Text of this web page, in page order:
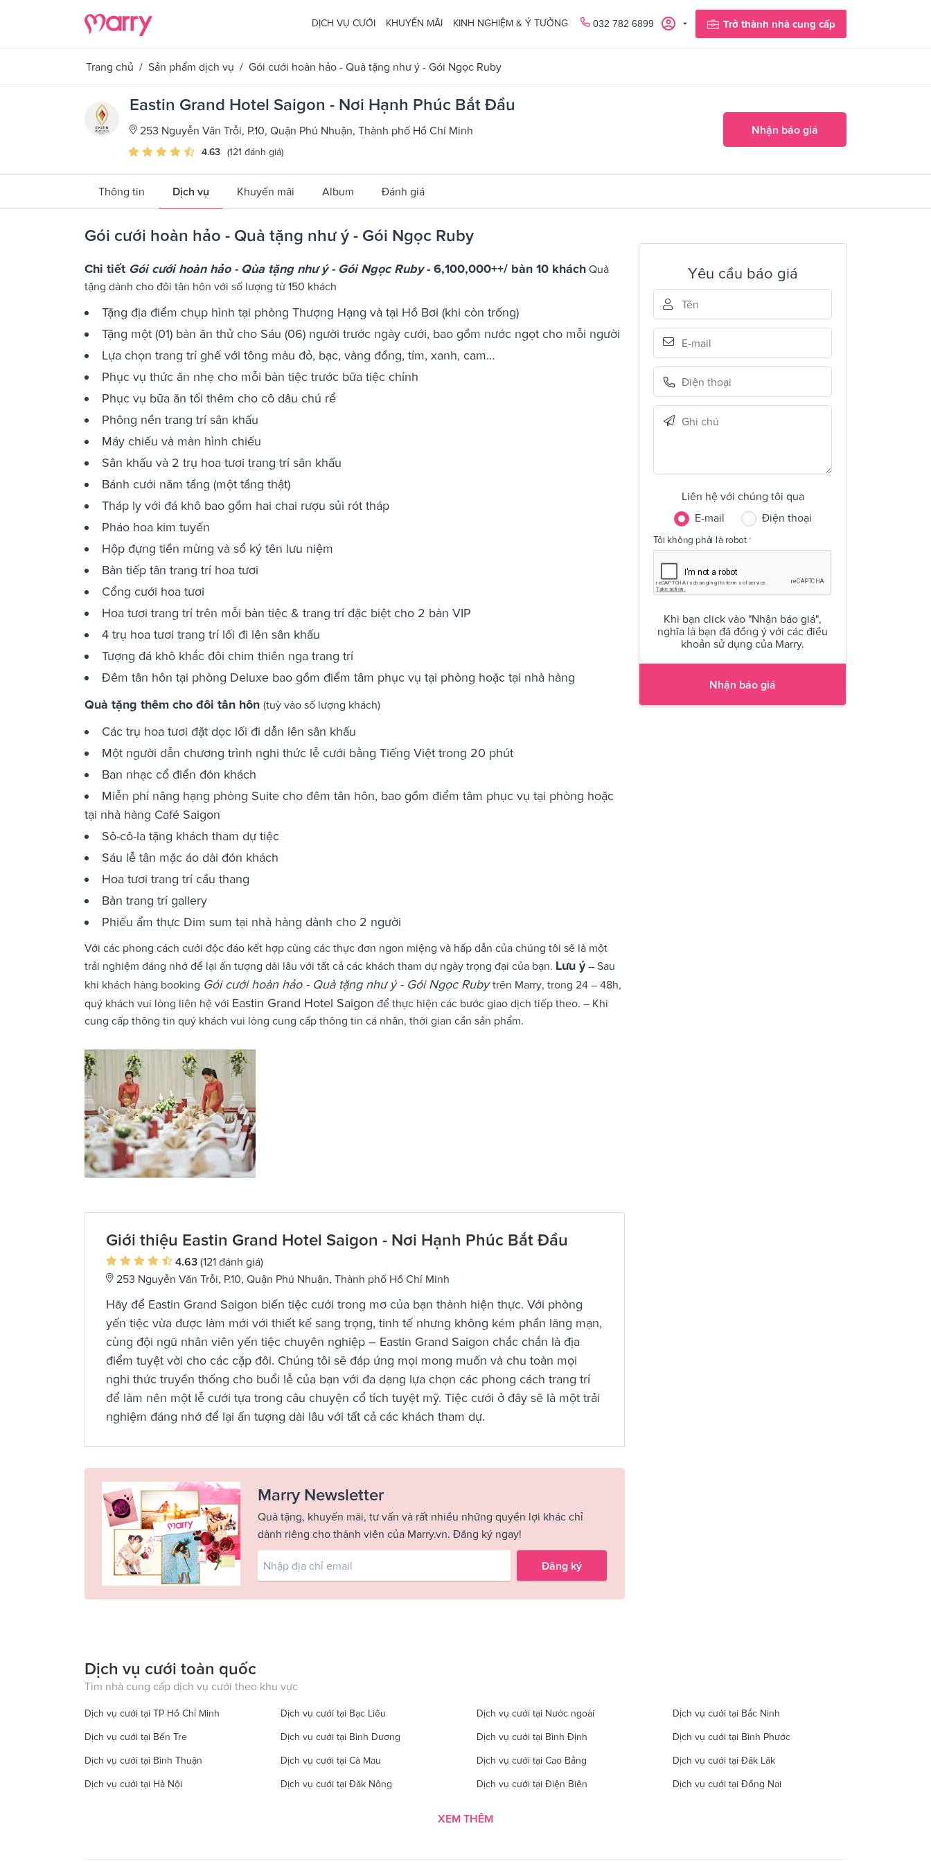
Trở thành nhà cung cấp
032 782 6899
DỊCH VỤ CƯỚI KHUYẾN MÃI KINH NGHIỆM & Ý TƯỞNG
Trang chủ / Sản phẩm dịch vụ / Gói cưới hoàn hảo - Quà tặng như ý - Gói Ngọc Ruby
Eastin Grand Hotel Saigon - Nơi Hạnh Phúc Bắt Đầu
253 Nguyễn Văn Trỗi, P.10, Quận Phú Nhuận, Thành phố Hồ Chí Minh
4.63 (121 đánh giá)
Nhận báo giá
Thông tin Dịch vụ Khuyến mãi Album Đánh giá
Gói cưới hoàn hảo - Quà tặng như ý - Gói Ngọc Ruby
Chi tiết Gói cưới hoàn hảo - Qùa tặng như ý - Gói Ngọc Ruby- 6,100,000++/ bàn 10 khách Quà
tặng dành cho đôi tân hôn với số lượng từ 150 khách
Tặng địa điểm chụp hình tại phòng Thượng Hạng và tại Hồ Bơi (khi còn trống)
Tặng một (01) bàn ăn thử cho Sáu (06) người trước ngày cưới, bao gồm nước ngọt cho mỗi người
Lựa chọn trang trí ghế với tông màu đỏ, bạc, vàng đồng, tím, xanh, cam…
Phục vụ thức ăn nhẹ cho mỗi bàn tiệc trước bữa tiệc chính
Phục vụ bữa ăn tối thêm cho cô dâu chú rể
Phông nền trang trí sân khấu
Máy chiếu và màn hình chiếu
Sân khấu và 2 trụ hoa tươi trang trí sân khấu
Bánh cưới năm tầng (một tầng thật)
Tháp ly với đá khô bao gồm hai chai rượu sủi rót tháp
Pháo hoa kim tuyến
Hộp đựng tiền mừng và sổ ký tên lưu niệm
Bàn tiếp tân trang trí hoa tươi
Cổng cưới hoa tươi
Hoa tươi trang trí trên mỗi bàn tiệc & trang trí đặc biệt cho 2 bàn VIP
4 trụ hoa tươi trang trí lối đi lên sân khấu
Tượng đá khô khắc đôi chim thiên nga trang trí
Đêm tân hôn tại phòng Deluxe bao gồm điểm tâm phục vụ tại phòng hoặc tại nhà hàng
Quà tặng thêm cho đôi tân hôn (tuỳ vào số lượng khách)
Các trụ hoa tươi đặt dọc lối đi dẫn lên sân khấu
Một người dẫn chương trình nghi thức lễ cưới bằng Tiếng Việt trong 20 phút
Ban nhạc cổ điển đón khách
Miễn phí nâng hạng phòng Suite cho đêm tân hôn, bao gồm điểm tâm phục vụ tại phòng hoặc
tại nhà hàng Café Saigon
Sô-cô-la tặng khách tham dự tiệc
Sáu lễ tân mặc áo dài đón khách
Hoa tươi trang trí cầu thang
Bàn trang trí gallery
Phiếu ẩm thực Dim sum tại nhà hàng dành cho 2 người
Với các phong cách cưới độc đáo kết hợp cùng các thực đơn ngon miệng và hấp dẫn của chúng tôi sẽ là một
trải nghiệm đáng nhớ để lại ấn tượng dài lâu với tất cả các khách tham dự ngày trọng đại của bạn. Lưu ý– Sau
khi khách hàng booking Gói cưới hoàn hảo - Quà tặng như ý - Gói Ngọc Rubytrên Marry, trong 24 – 48h,
quý khách vui lòng liên hệ với Eastin Grand Hotel Saigon để thực hiện các bước giao dịch tiếp theo. – Khi
cung cấp thông tin quý khách vui lòng cung cấp thông tin cá nhân, thời gian cần sản phẩm.
Giới thiệu Eastin Grand Hotel Saigon - Nơi Hạnh Phúc Bắt Đầu
4.63 (121 đánh giá)
253 Nguyễn Văn Trỗi, P.10, Quận Phú Nhuận, Thành phố Hồ Chí Minh
Hãy để Eastin Grand Saigon biến tiệc cưới trong mơ của bạn thành hiện thực. Với phòng
yến tiệc vừa được làm mới với thiết kế sang trọng, tinh tế nhưng không kém phần lãng mạn,
cùng đội ngũ nhân viên yến tiệc chuyên nghiệp – Eastin Grand Saigon chắc chắn là địa
điểm tuyệt vời cho các cặp đôi. Chúng tôi sẽ đáp ứng mọi mong muốn và chu toàn mọi
nghi thức truyền thống cho buổi lễ của bạn với đa dạng lựa chọn các phong cách trang trí
để làm nên một lễ cưới tựa trong câu chuyện cổ tích tuyệt mỹ. Tiệc cưới ở đây sẽ là một trải
nghiệm đáng nhớ để lại ấn tượng dài lâu với tất cả các khách tham dự.
Marry Newsletter
Quà tặng, khuyến mãi, tư vấn và rất nhiều những quyền lợi khác chỉ
dành riêng cho thành viên của Marry.vn. Đăng ký ngay!
Đăng ký
Yêu cầu báo giá
Liên hệ với chúng tôi qua
E-mail
Điện thoại
Tôi không phải là robot
Khi bạn click vào "Nhận báo giá",
nghĩa là bạn đã đồng ý với các điều
khoản sử dụng của Marry.
Nhận báo giá
Dịch vụ cưới toàn quốc
Tìm nhà cung cấp dịch vụ cưới theo khu vực
Dịch vụ cưới tại TP Hồ Chí Minh Dịch vụ cưới tại Bạc Liêu Dịch vụ cưới tại Nước ngoài Dịch vụ cưới tại Bắc Ninh
Dịch vụ cưới tại Bến Tre Dịch vụ cưới tại Bình Dương Dịch vụ cưới tại Bình Định Dịch vụ cưới tại Bình Phước
Dịch vụ cưới tại Bình Thuận Dịch vụ cưới tại Cà Mau Dịch vụ cưới tại Cao Bằng Dịch vụ cưới tại Đăk Lăk
Dịch vụ cưới tại Hà Nội Dịch vụ cưới tại Đăk Nông Dịch vụ cưới tại Điện Biên Dịch vụ cưới tại Đồng Nai
XEM THÊM